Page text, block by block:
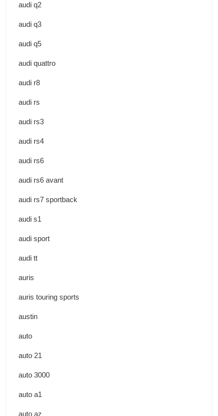
audi q2
audi q3
audi q5
audi quattro
audi r8
audi rs
audi rs3
audi rs4
audi rs6
audi rs6 avant
audi rs7 sportback
audi s1
audi sport
audi tt
auris
auris touring sports
austin
auto
auto 21
auto 3000
auto a1
auto az